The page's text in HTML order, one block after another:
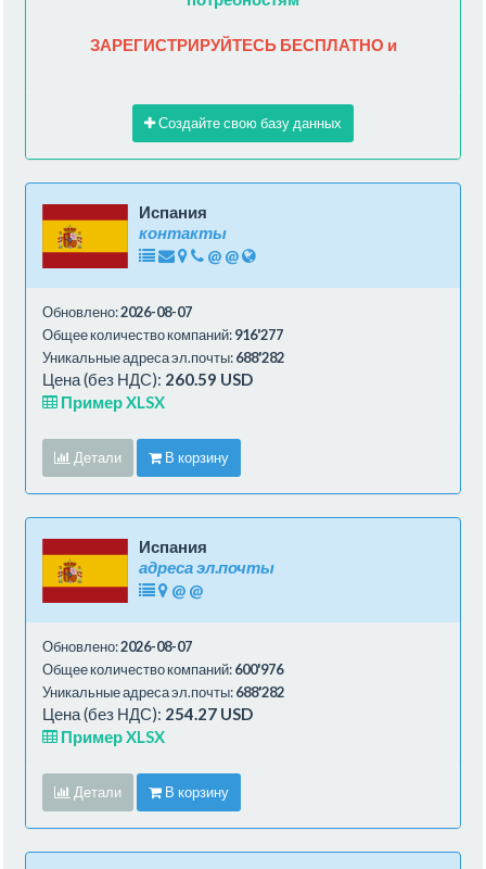
ЗАРЕГИСТРИРУЙТЕСЬ БЕСПЛАТНО и
Создайте свою базу данных
Испания
контакты
@ @
Обновлено:2026-08-07
Общее количество компаний:916'277
Уникальные адреса эл.почты:688'282
Цена (без НДС): 260.59 USD
Пример XLSX
Детали В корзину
Испания
адреса эл.почты
@ @
Обновлено:2026-08-07
Общее количество компаний:600'976
Уникальные адреса эл.почты:688'282
Цена (без НДС): 254.27 USD
Пример XLSX
Детали В корзину